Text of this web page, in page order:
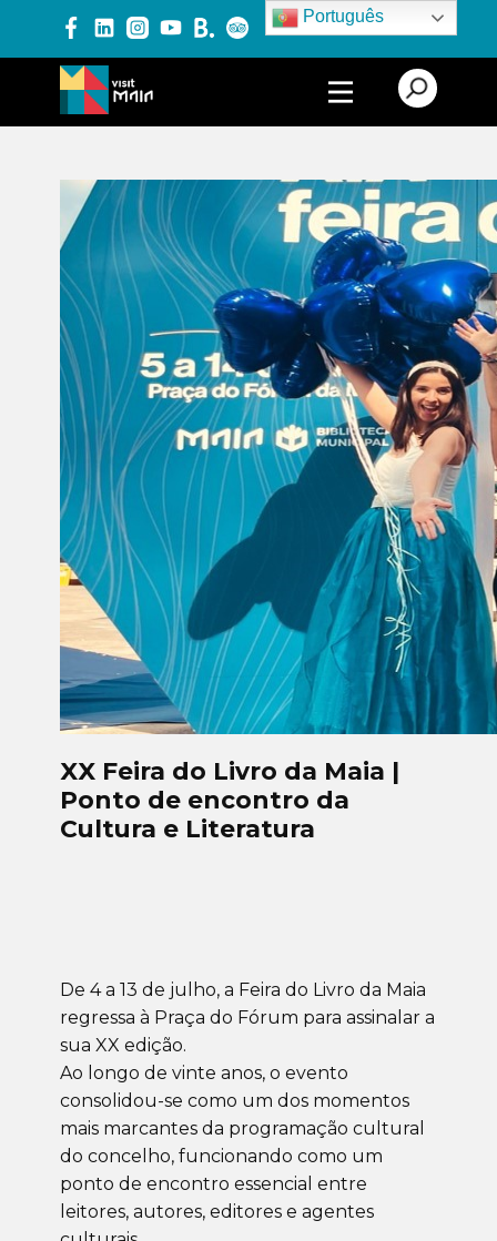
Português
PRODUTOS E SERVIÇOS
EXPERIÊNCIAS
EVENTOS
BLOG
XX Feira do Livro da Maia |
Ponto de encontro da
Cultura e Literatura
De 4 a 13 de julho, a Feira do Livro da Maia
regressa à Praça do Fórum para assinalar a
sua XX edição.
Ao longo de vinte anos, o evento
consolidou-se como um dos momentos
mais marcantes da programação cultural
do concelho, funcionando como um
ponto de encontro essencial entre
leitores, autores, editores e agentes